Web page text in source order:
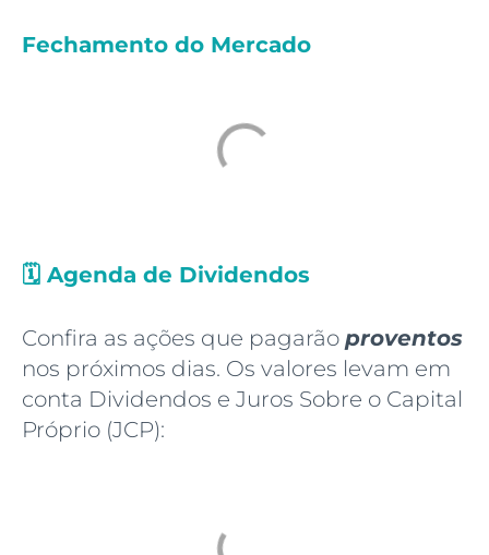
Fechamento do Mercado
🗓️ Agenda de Dividendos
Confira as ações que pagarão proventos
nos próximos dias. Os valores levam em
conta Dividendos e Juros Sobre o Capital
Próprio (JCP):